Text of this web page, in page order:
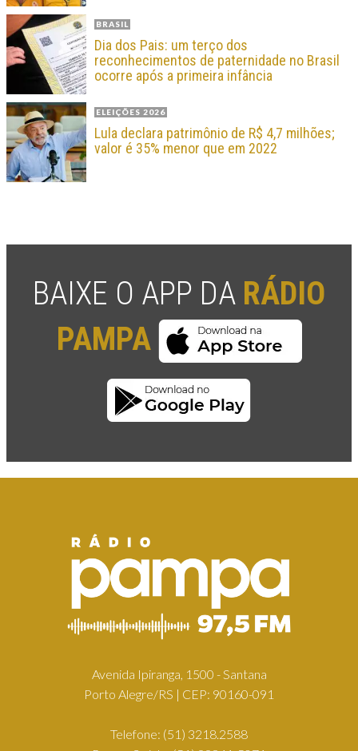
BRASIL
Dia dos Pais: um terço dos
reconhecimentos de paternidade no Brasil
ocorre após a primeira infância
ELEIÇÕES 2026
Lula declara patrimônio de R$ 4,7 milhões;
valor é 35% menor que em 2022
BAIXE O APP DA RÁDIO
PAMPA
Avenida Ipiranga, 1500 - Santana
Porto Alegre/RS | CEP: 90160-091
Telefone: (51) 3218.2588